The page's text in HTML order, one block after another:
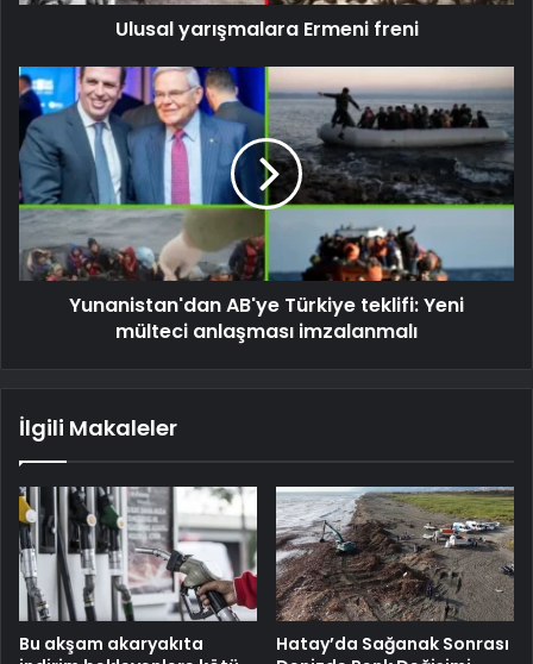
Ulusal yarışmalara Ermeni freni
Yunanistan'dan AB'ye Türkiye teklifi: Yeni
mülteci anlaşması imzalanmalı
İlgili Makaleler
Bu akşam akaryakıta
Hatay’da Sağanak Sonrası